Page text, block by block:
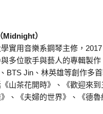
）
實用音樂系鋼琴主修，
多位歌手與藝人的專輯製
BTS Jin、林英雄等創作多
山茶花開時》、《歡迎來到
》、《夫婦的世界》、《德魯